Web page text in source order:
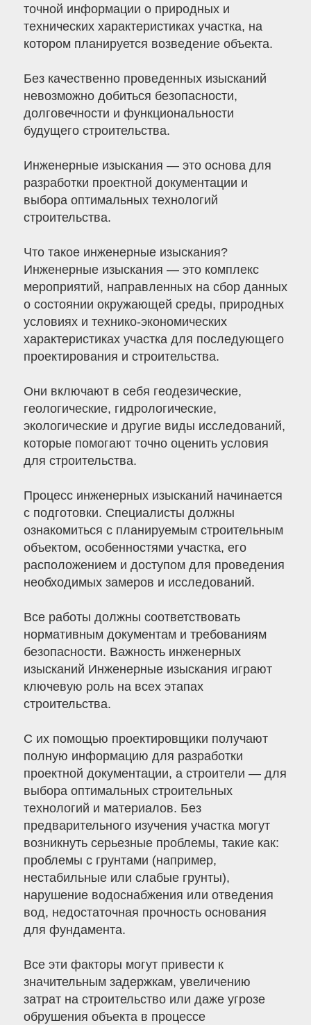
точной информации о природных и
технических характеристиках участка, на
котором планируется возведение объекта.
Без качественно проведенных изысканий
невозможно добиться безопасности,
долговечности и функциональности
будущего строительства.
Инженерные изыскания — это основа для
разработки проектной документации и
выбора оптимальных технологий
строительства.
Что такое инженерные изыскания?
Инженерные изыскания — это комплекс
мероприятий, направленных на сбор данных
о состоянии окружающей среды, природных
условиях и технико-экономических
характеристиках участка для последующего
проектирования и строительства.
Они включают в себя геодезические,
геологические, гидрологические,
экологические и другие виды исследований,
которые помогают точно оценить условия
для строительства.
Процесс инженерных изысканий начинается
с подготовки. Специалисты должны
ознакомиться с планируемым строительным
объектом, особенностями участка, его
расположением и доступом для проведения
необходимых замеров и исследований.
Все работы должны соответствовать
нормативным документам и требованиям
безопасности. Важность инженерных
изысканий Инженерные изыскания играют
ключевую роль на всех этапах
строительства.
С их помощью проектировщики получают
полную информацию для разработки
проектной документации, а строители — для
выбора оптимальных строительных
технологий и материалов. Без
предварительного изучения участка могут
возникнуть серьезные проблемы, такие как:
проблемы с грунтами (например,
нестабильные или слабые грунты),
нарушение водоснабжения или отведения
вод, недостаточная прочность основания
для фундамента.
Все эти факторы могут привести к
значительным задержкам, увеличению
затрат на строительство или даже угрозе
обрушения объекта в процессе